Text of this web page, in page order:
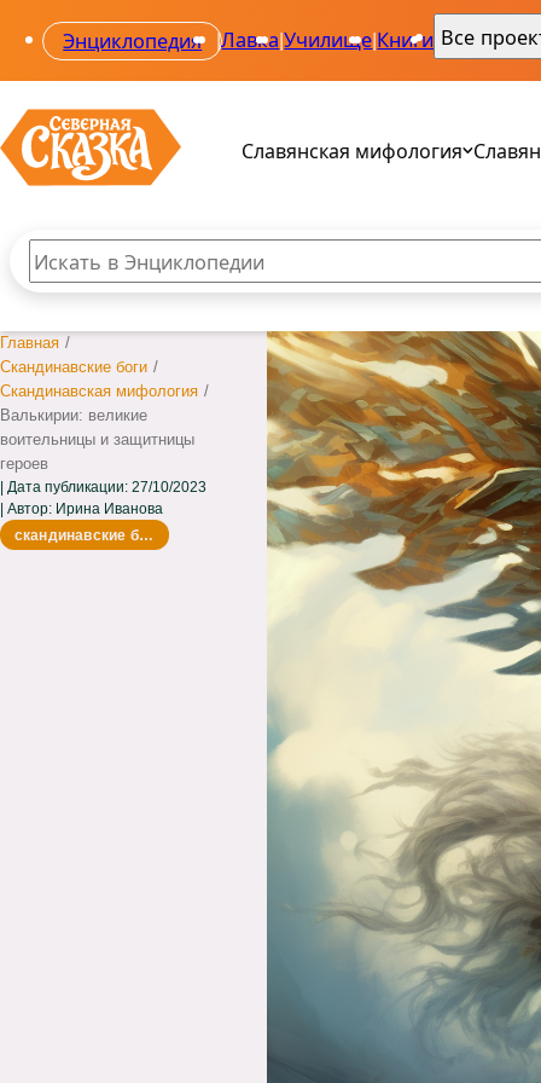
Энциклопедия |Лавка|Училище|Книги Все
Славянская мифология
Род
Поиск по сайту
Введите текст и нажмите кнопку «Найти», чтобы
Главная /
Скандинавские боги /
Скандинавская мифология /
Валькирии: великие
воительницы и защитницы
героев
Дата публикации: 27/10/2023
Автор: Ирина Иванова
скандинавские боги